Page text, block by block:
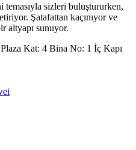
temasıyla sizleri buluştururken,
Şatafattan kaçınıyor ve
altyapı sunuyor.
Kat: 4 Bina No: 1 İç Kapı